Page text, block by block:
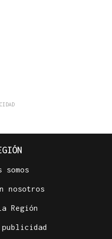
somos
nosotros
Región